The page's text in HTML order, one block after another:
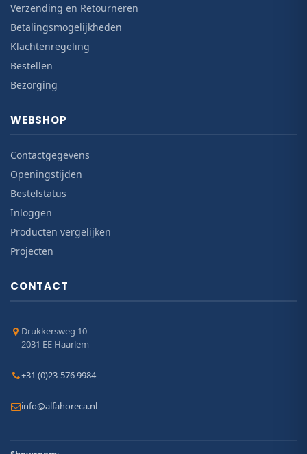
Verzending en Retourneren
Betalingsmogelijkheden
Klachtenregeling
Bestellen
Bezorging
WEBSHOP
Contactgegevens
Openingstijden
Bestelstatus
Inloggen
Producten vergelijken
Projecten
CONTACT
Drukkersweg 10
2031 EE Haarlem
+31 (0)23-576 9984
info@alfahoreca.nl